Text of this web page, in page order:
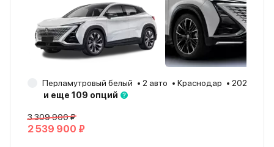
Перламутровый белый 2 авто Краснодар
2024
и еще 109 опций
3 309 900 ₽
2 539 900 ₽